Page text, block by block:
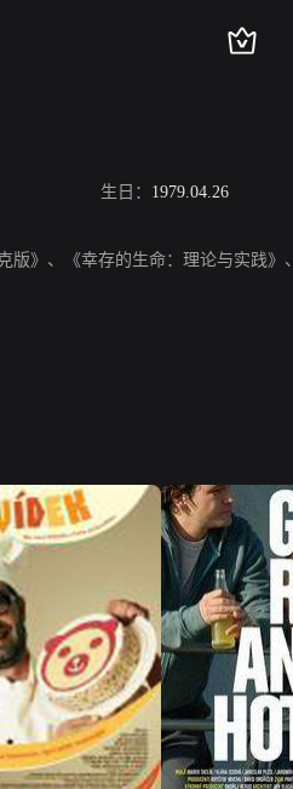
生日： 1979.04.26
版》、《幸存的生命：理论与实践》